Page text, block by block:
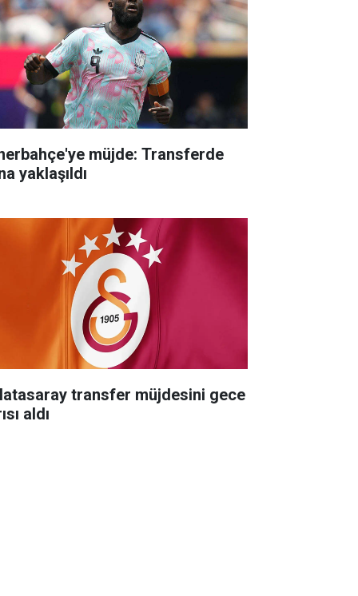
müjde: Transferde
yaklaşıldı
transfer müjdesini gece
aldı